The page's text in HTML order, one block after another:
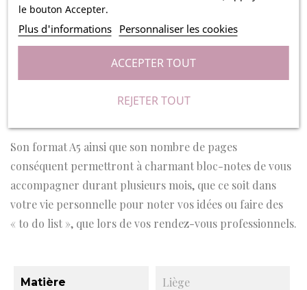
le bouton Accepter.
Plus d'informations Personnaliser les cookies
REJETER TOUT
ACCEPTER TOUT
votre bureau. Ce joli petit carnet ne vous quittera plus.
Avec son élégante couverture en liège personnalisable,
vous pourrez le customiser à votre convenance.
Il est composé de 160 pages qui comportent de fines
lignes afin de faciliter la prise de notes. Il se ferme très
Son format A5 ainsi que son nombre de pages
conséquent permettront à charmant bloc-notes de vous
accompagner durant plusieurs mois, que ce soit dans
votre vie personnelle pour noter vos idées ou faire des
« to do list », que lors de vos rendez-vous professionnels.
Matière Liège